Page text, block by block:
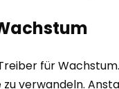
für
verwandeln.